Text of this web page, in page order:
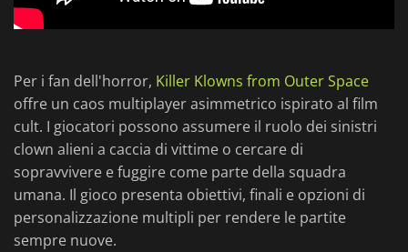
Per i fan dell'horror, Killer Klowns from Outer Space
offre un caos multiplayer asimmetrico ispirato al film
cult. I giocatori possono assumere il ruolo dei sinistri
clown alieni a caccia di vittime o cercare di
sopravvivere e fuggire come parte della squadra
umana. Il gioco presenta obiettivi, finali e opzioni di
personalizzazione multipli per rendere le partite
sempre nuove.